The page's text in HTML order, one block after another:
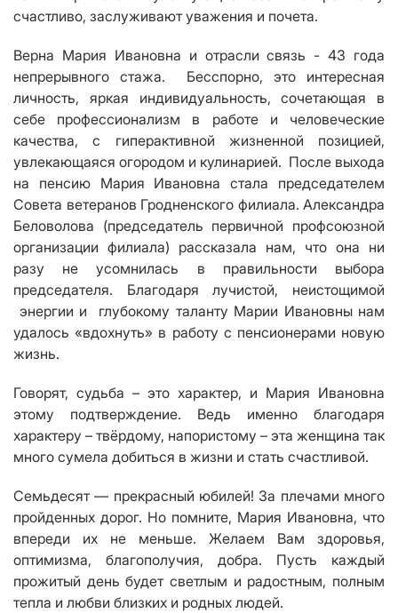
счастливо, заслуживают уважения и почета.
Верна Мария Ивановна и отрасли связь - 43 года
непрерывного стажа. Бесспорно, это интересная
личность, яркая индивидуальность, сочетающая в
себе профессионализм в работе и человеческие
качества, с гиперактивной жизненной позицией,
увлекающаяся огородом и кулинарией. После выхода
на пенсию Мария Ивановна стала председателем
Совета ветеранов Гродненского филиала. Александра
Беловолова (председатель первичной профсоюзной
организации филиала) рассказала нам, что она ни
разу не усомнилась в правильности выбора
председателя. Благодаря лучистой, неистощимой
энергии и глубокому таланту Марии Ивановны нам
удалось «вдохнуть» в работу с пенсионерами новую
жизнь.
Говорят, судьба – это характер, и Мария Ивановна
этому подтверждение. Ведь именно благодаря
характеру – твёрдому, напористому – эта женщина так
много сумела добиться в жизни и стать счастливой.
Семьдесят — прекрасный юбилей! За плечами много
пройденных дорог. Но помните, Мария Ивановна, что
впереди их не меньше. Желаем Вам здоровья,
оптимизма, благополучия, добра. Пусть каждый
прожитый день будет светлым и радостным, полным
тепла и любви близких и родных людей.